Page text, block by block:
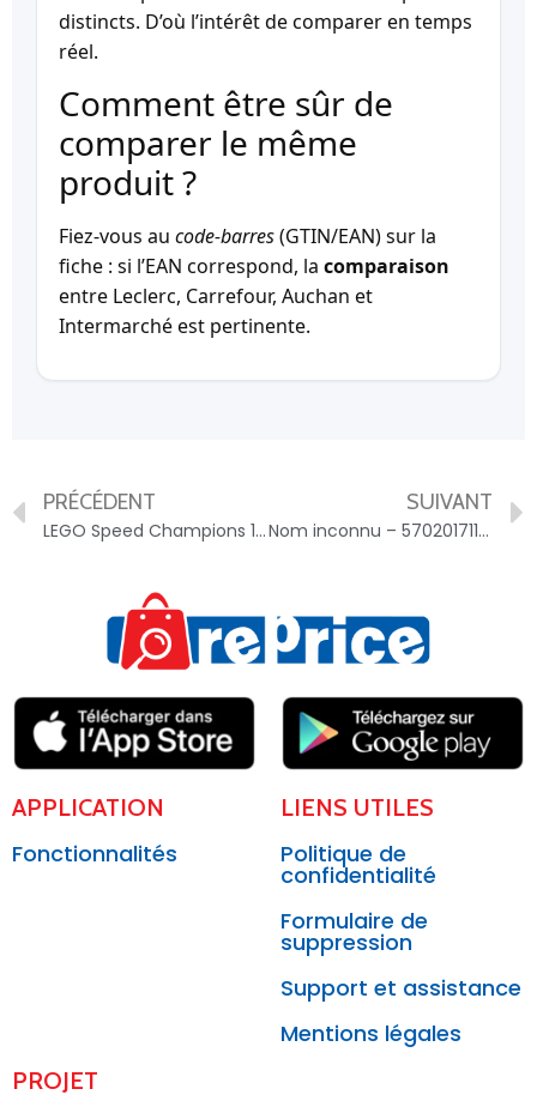
distincts. D’où l’intérêt de comparer en temps
réel.
Comment être sûr de
comparer le même
produit ?
Fiez-vous au code-barres(GTIN/EAN) sur la
fiche : si l’EAN correspond, la comparaison
entre Leclerc, Carrefour, Auchan et
Intermarché est pertinente.
PRÉCÉDENT
LEGO Speed Champions 1970 Ferrari 512 M 76906 LEGO – 5702017119045
SUIVANT
Nom inconnu – 5702017117447
APPLICATION
Fonctionnalités
LIENS UTILES
Politique de
confidentialité
Formulaire de
suppression
Support et assistance
Mentions légales
PROJET